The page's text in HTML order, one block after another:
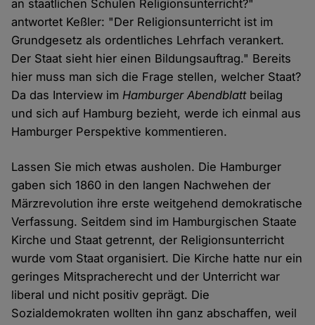
an staatlichen Schulen Religionsunterricht?"
antwortet Keßler: "Der Religionsunterricht ist im
Grundgesetz als ordentliches Lehrfach verankert.
Der Staat sieht hier einen Bildungsauftrag." Bereits
hier muss man sich die Frage stellen, welcher Staat?
Da das Interview imHamburger Abendblattbeilag
und sich auf Hamburg bezieht, werde ich einmal aus
Hamburger Perspektive kommentieren.
Lassen Sie mich etwas ausholen. Die Hamburger
gaben sich 1860 in den langen Nachwehen der
Märzrevolution ihre erste weitgehend demokratische
Verfassung. Seitdem sind im Hamburgischen Staate
Kirche und Staat getrennt, der Religionsunterricht
wurde vom Staat organisiert. Die Kirche hatte nur ein
geringes Mitspracherecht und der Unterricht war
liberal und nicht positiv geprägt. Die
Sozialdemokraten wollten ihn ganz abschaffen, weil